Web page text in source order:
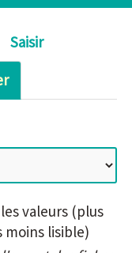
Saisir
valeurs (plus
moins lisible)